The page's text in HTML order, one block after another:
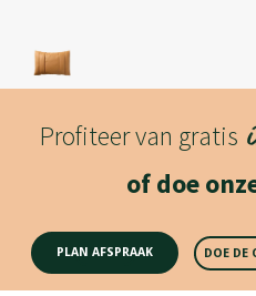
Lees meer
Profiteer van gratis
of doe
PLAN AFSPRAAK DOE DE
Productomschrijving